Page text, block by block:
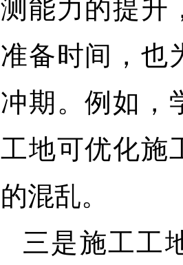
测能力的提升
准备时间，也
冲期。例如，
工地可优化施
的混乱。
三是施工工